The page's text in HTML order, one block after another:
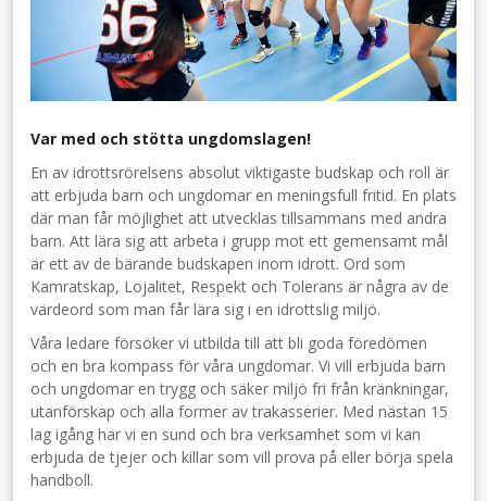
Var med och stötta ungdomslagen!
En av idrottsrörelsens absolut viktigaste budskap och roll är
att erbjuda barn och ungdomar en meningsfull fritid. En plats
där man får möjlighet att utvecklas tillsammans med andra
barn. Att lära sig att arbeta i grupp mot ett gemensamt mål
är ett av de bärande budskapen inom idrott. Ord som
Kamratskap, Lojalitet, Respekt och Tolerans är några av de
värdeord som man får lära sig i en idrottslig miljö.
Våra ledare försöker vi utbilda till att bli goda föredömen
och en bra kompass för våra ungdomar. Vi vill erbjuda barn
och ungdomar en trygg och säker miljö fri från kränkningar,
utanförskap och alla former av trakasserier. Med nästan 15
lag igång har vi en sund och bra verksamhet som vi kan
erbjuda de tjejer och killar som vill prova på eller börja spela
handboll.